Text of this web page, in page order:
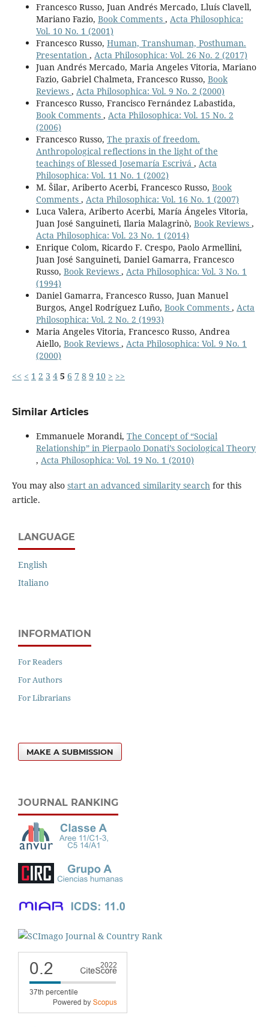
Francesco Russo, Juan Andrés Mercado, Lluís Clavell,
Mariano Fazio, Book Comments , Acta Philosophica:
Vol. 10 No. 1 (2001)
Francesco Russo, Human, Transhuman, Posthuman.
Presentation , Acta Philosophica: Vol. 26 No. 2 (2017)
Juan Andrés Mercado, Maria Angeles Vitoria, Mariano
Fazio, Gabriel Chalmeta, Francesco Russo, Book
Reviews , Acta Philosophica: Vol. 9 No. 2 (2000)
Francesco Russo, Francisco Fernández Labastida,
Book Comments , Acta Philosophica: Vol. 15 No. 2
(2006)
Francesco Russo, The praxis of freedom.
Anthropological reflections in the light of the
teachings of Blessed Josemaría Escrivá , Acta
Philosophica: Vol. 11 No. 1 (2002)
M. Šilar, Ariberto Acerbi, Francesco Russo, Book
Comments , Acta Philosophica: Vol. 16 No. 1 (2007)
Luca Valera, Ariberto Acerbi, María Ángeles Vitoria,
Juan José Sanguineti, Ilaria Malagrinò, Book Reviews ,
Acta Philosophica: Vol. 23 No. 1 (2014)
Enrique Colom, Ricardo F. Crespo, Paolo Armellini,
Juan José Sanguineti, Daniel Gamarra, Francesco
Russo, Book Reviews , Acta Philosophica: Vol. 3 No. 1
(1994)
Daniel Gamarra, Francesco Russo, Juan Manuel
Burgos, Angel Rodríguez Luño, Book Comments , Acta
Philosophica: Vol. 2 No. 2 (1993)
Maria Angeles Vitoria, Francesco Russo, Andrea
Aiello, Book Reviews , Acta Philosophica: Vol. 9 No. 1
(2000)
<< < 1 2 3 4 5 6 7 8 9 10 > >>
Similar Articles
Emmanuele Morandi, The Concept of “Social
Relationship” in Pierpaolo Donati’s Sociological Theory
, Acta Philosophica: Vol. 19 No. 1 (2010)
You may also start an advanced similarity searchfor this
article.
LANGUAGE
English
Italiano
INFORMATION
For Readers
For Authors
For Librarians
MAKE A SUBMISSION
JOURNAL RANKING